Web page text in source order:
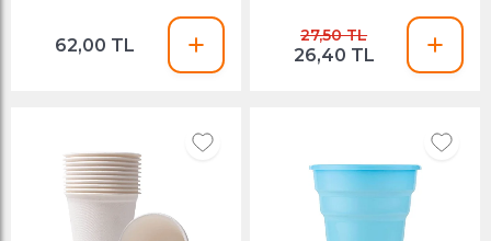
62,00 TL 27,50 TL
26,40 TL